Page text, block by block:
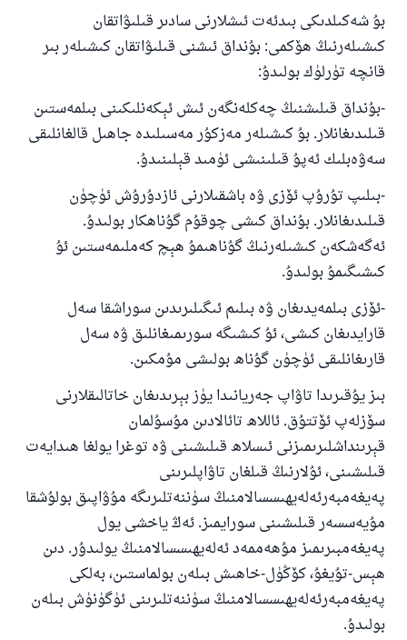
بۇ شەكىلدىكى بىدئەت ئىشلارنى سادىر قىلىۋاتقان
كىشىلەرنىڭ ھۆكمى: بۇنداق ئىشنى قىلىۋاتقان كىشىلەر بىر
قانچە تۈرلۈك بولىدۇ:
-بۇنداق قىلىشنىڭ چەكلەنگەن ئىش ئېكەنلىكىنى بىلمەستىن
قىلىدىغانلار. بۇ كىشىلەر مەزكۇر مەسىلىدە جاھىل قالغانلىقى
سەۋەبلىك ئەپۇ قىلىنىشى ئۈمىد قېلىنىدۇ.
-بىلىپ تۇرۇپ ئۆزى ۋە باشقىلارنى ئازدۇرۇش ئۈچۈن
قىلىدىغانلار. بۇنداق كىشى چوقۇم گۇناھكار بولىدۇ.
ئەگەشكەن كىشىلەرنىڭ گۇناھىمۇ ھېچ كەملىمەستىن ئۇ
كىشىگىمۇ بولىدۇ.
-ئۆزى بىلمەيدىغان ۋە بىلىم ئىگىلىرىدىن سوراشقا سەل
قارايدىغان كىشى، ئۇ كىشىگە سورىمىغانلىق ۋە سەل
قارىغانلىقى ئۈچۈن گۇناھ بولىشى مۇمكىن.
بىز يۇقىرىدا تاۋاپ جەريانىدا يۈز بېرىدىغان خاتالىقلارنى
سۆزلەپ ئۆتتۇق. ئاللاھ تائالادىن مۇسۇلمان
قېرىنداشلىرىمىزنى ئىسلاھ قىلىشىنى ۋە توغرا يولغا ھىدايەت
قىلىشىنى، ئۇلارنىڭ قىلغان تاۋاپلىرىنى
پەيغەمبەرئەلەيھىسسالامنىڭ سۈننەتلىرىگە مۇۋاپىق بولۇشقا
مۇيەسسەر قىلىشىنى سورايمىز. ئەڭ ياخشى يول
پەيغەمبىرىمىز مۇھەممەد ئەلەيھىسسالامنىڭ يولىدۇر. دىن
ھېس-تۇيغۇ، كۆڭۈل-خاھىش بىلەن بولماستىن، بەلكى
پەيغەمبەرئەلەيھىسسالامنىڭ سۈننەتلىرىنى ئۈگۈنۈش بىلەن
بولىدۇ.